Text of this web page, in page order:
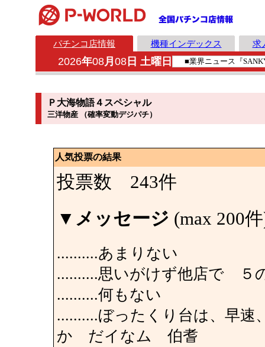
パチンコ店情報 機種インデックス 求
2026年08月 08日 土曜日
Ｐ大海物語４スペシャル
三洋物産 （確率変動デジパチ）
人気投票の結果
投票数 243件
▼ メッセージ (max 200
..........あまりない
..........思いがけず他店で
..........何もない
..........ぼったくり台は、早速
か だイなム 伯耆